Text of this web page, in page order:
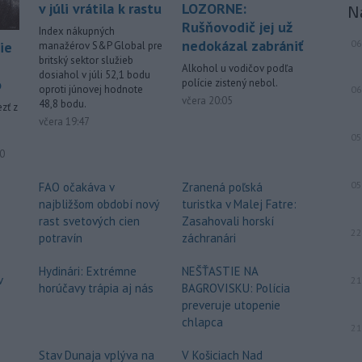
slovenských vojakov, ktorí zahynuli pri
plnení úloh v mierovej misii
Organizácie Spojených národov
UNPROFOR v bývalej Juhoslávii.
- Vo vodnej ploche Veľký
- Starosta španielskeho
mesta Ceuta Juan Jesús Vivas v
stredu
požiadal vládu v Madride o
pomoc v súvislosti so stovkami detí,
minulotýždňovej migračnej vlne.
z
v júli vrátila k rastu
Index nákupných
manažérov S&P Global pre
britský sektor služieb
dosiahol v júli 52,1 bodu
oproti júnovej hodnote
48,8 bodu.
včera 19:47
FAO očakáva v
najbližšom období nový
rast svetových cien
potravín
Hydinári: Extrémne
horúčavy trápia aj nás
Stav Dunaja vplýva na
LOZORNE:
Rušňovodič jej už
nedokázal zabrániť
Alkohol u vodičov podľa
polície zistený nebol.
včera 20:05
Zranená poľská
turistka v Malej Fatre:
Zasahovali horskí
záchranári
NEŠŤASTIE NA
BAGROVISKU: Polícia
preveruje utopenie
chlapca
V Košiciach Nad